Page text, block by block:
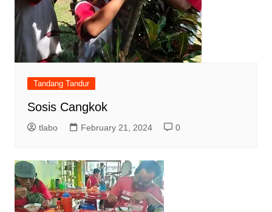
Tandang Tandur
Sosis Cangkok
tlabo February 21, 2024 0